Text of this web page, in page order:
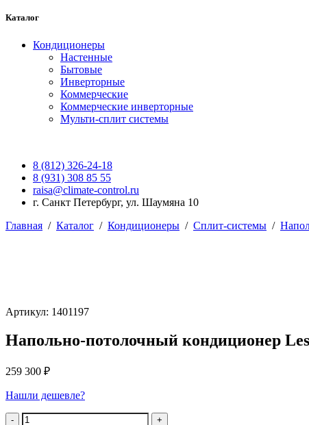
Каталог
Кондиционеры
Настенные
Бытовые
Инверторные
Коммерческие
Коммерческие инверторные
Мульти-сплит системы
8 (812) 326-24-18
8 (931) 308 85 55
raisa@climate-control.ru
г. Санкт Петербург, ул. Шаумяна 10
Главная / Каталог / Кондиционеры / Сплит-системы /
Артикул: 1401197
Напольно-потолочный кондиционер
259 300 ₽
Нашли дешевле?
Количество